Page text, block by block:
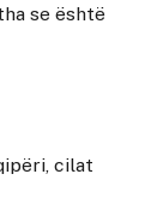
se është
cilat